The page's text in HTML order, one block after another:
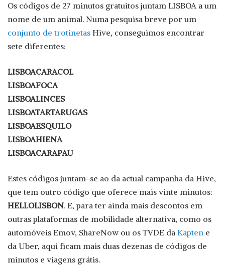
Os códigos de 27 minutos gratuitos juntam LISBOA a um
nome de um animal. Numa pesquisa breve por um
conjunto de trotinetas Hive, conseguimos encontrar
sete diferentes:
LISBOACARACOL
LISBOAFOCA
LISBOALINCES
LISBOATARTARUGAS
LISBOAESQUILO
LISBOAHIENA
LISBOACARAPAU
Estes códigos juntam-se ao da actual campanha da Hive,
que tem outro código que oferece mais vinte minutos:
HELLOLISBON. E, para ter ainda mais descontos em
outras plataformas de mobilidade alternativa, como os
automóveis Emov, ShareNow ou os TVDE da Kapten e
da Uber, aqui ficam mais duas dezenas de códigos de
minutos e viagens grátis.